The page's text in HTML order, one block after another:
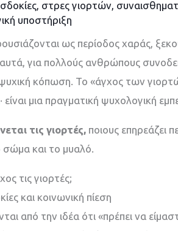
, στρες γιορτών,
υποστήριξη
ως περίοδος χαράς,
για πολλούς ανθρώπους
κόπωση. Το «άγχος των
μια πραγματική ψυχολογική
τις γιορτές, ποιους επηρεάζει
σώμα και το μυαλό.
τις γιορτές;
και κοινωνική πίεση
από την ιδέα ότι «πρέπει να